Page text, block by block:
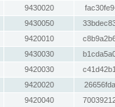
9430020
9430050
9420010
9430030
9420030
9420020
9420040